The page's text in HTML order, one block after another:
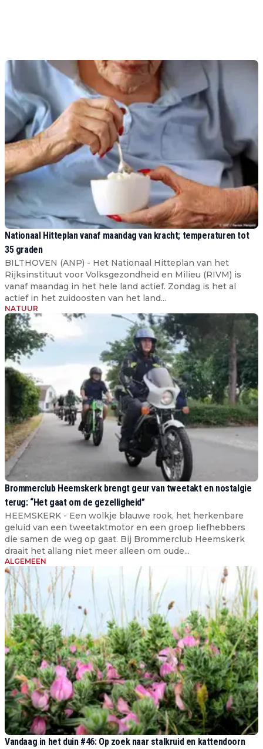
Nationaal Hitteplan vanaf maandag van kracht; temperaturen tot
35 graden
BILTHOVEN (ANP) - Het Nationaal Hitteplan van het
Rijksinstituut voor Volksgezondheid en Milieu (RIVM) is
vanaf maandag in het hele land actief. Zondag is het al
actief in het zuidoosten van het land...
NATUUR
Brommerclub Heemskerk brengt geur van tweetakt en nostalgie
terug: “Het gaat om de gezelligheid”
HEEMSKERK - Een wolkje blauwe rook, het herkenbare
geluid van een tweetaktmotor en een groep liefhebbers
die samen de weg op gaat. Bij Brommerclub Heemskerk
draait het allang niet meer alleen om oude...
ALGEMEEN
Vandaag in het duin #46: Op zoek naar stalkruid en kattendoorn